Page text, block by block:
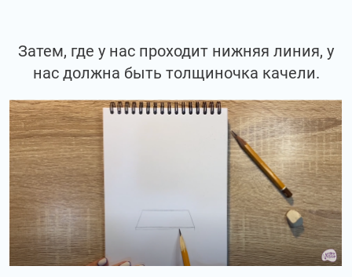
Затем, где у нас проходит нижняя линия, у
нас должна быть толщиночка качели.